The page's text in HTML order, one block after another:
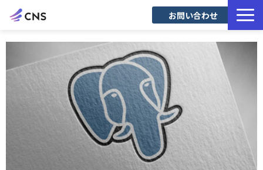
お問い合わせ
サービス一覧
導入事例
Blog